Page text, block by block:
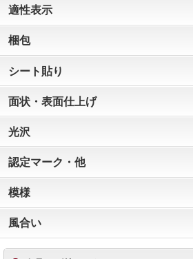
適性表示
梱包
シート貼り
面状・表面仕上げ
光沢
認定マーク・他
模様
風合い